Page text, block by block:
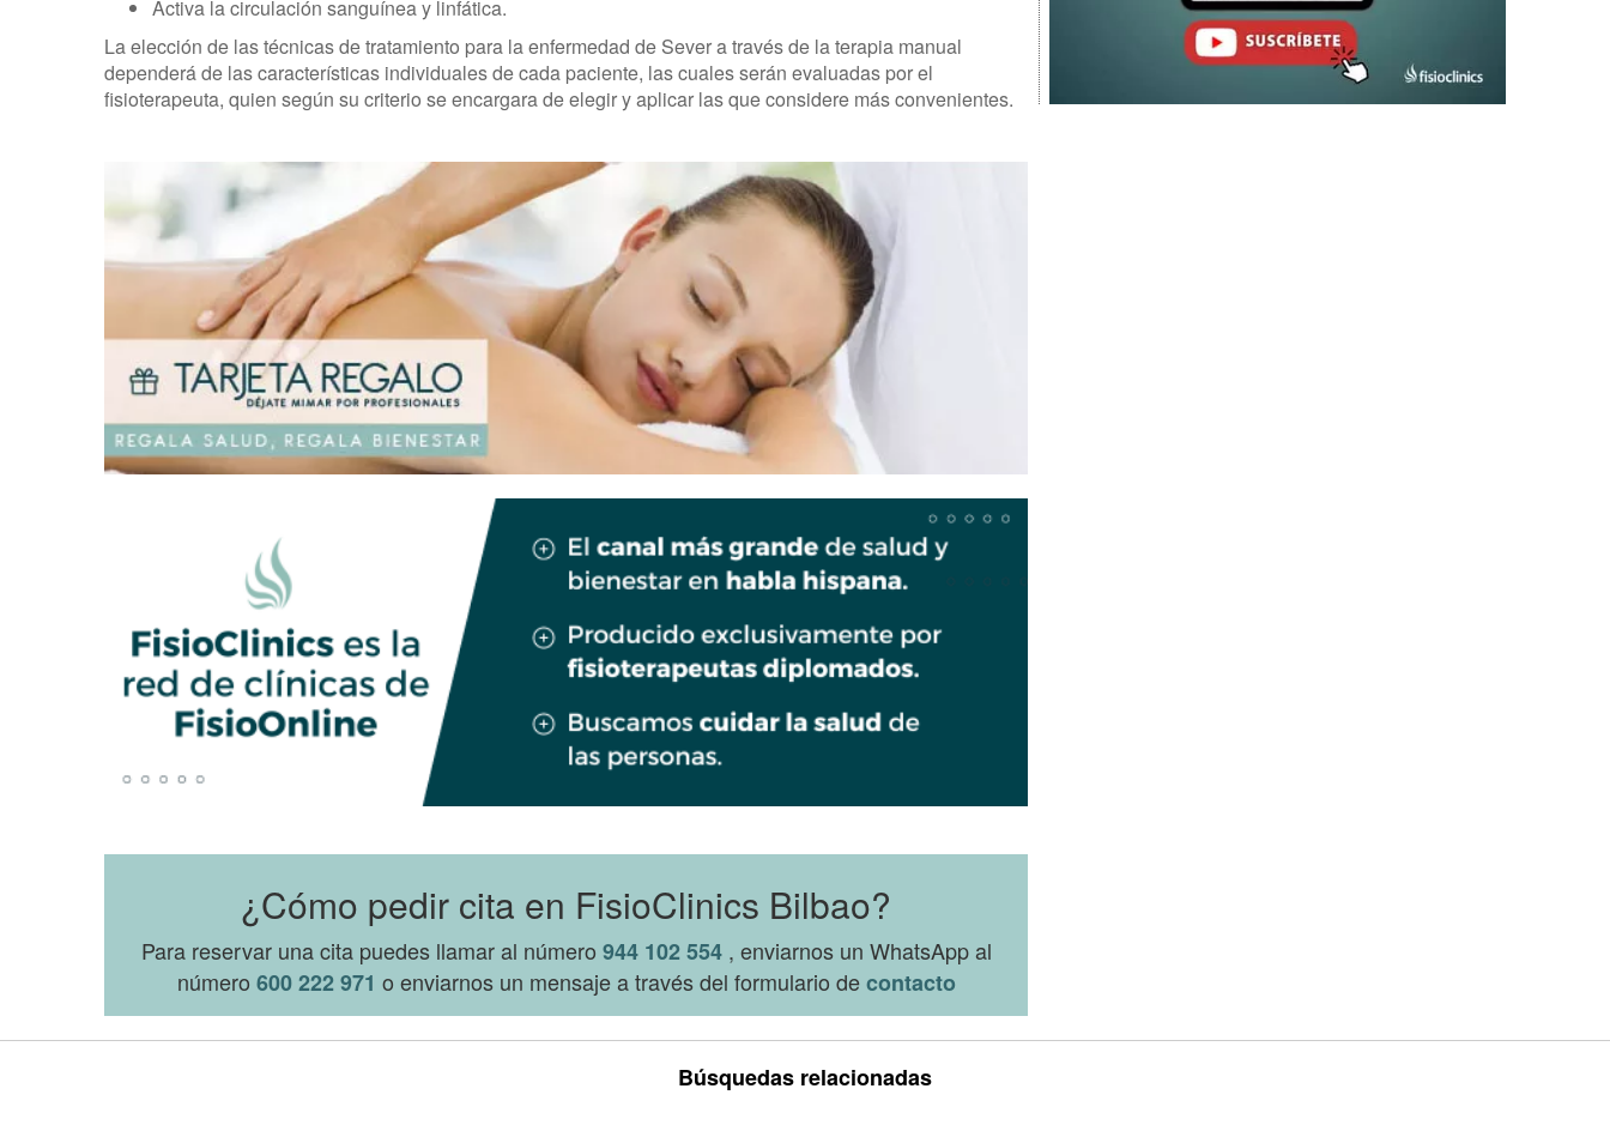
Activa la circulación sanguínea y linfática.
La elección de las técnicas de tratamiento para la enfermedad de Sever a través de la terapia manual
dependerá de las características individuales de cada paciente, las cuales serán evaluadas por el
fisioterapeuta, quien según su criterio se encargara de elegir y aplicar las que considere más convenientes.
¿Cómo pedir cita en FisioClinics Bilbao?
Para reservar una cita puedes llamar al número 944 102 554 , enviarnos un WhatsApp al
número 600 222 971 o enviarnos un mensaje a través del formulario decontacto
Búsquedas relacionadas